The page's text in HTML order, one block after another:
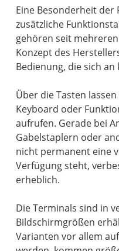
Eine Besonderheit
zusätzliche
gehören seit
Konzept des
Bedienung, die sich
Über die Tasten
Keyboard oder
aufrufen. Gerade bei
Gabelstaplern oder
nicht permanent eine
Verfügung steht,
erheblich.
Die Terminals sind in
Bildschirmgrößen
Varianten vor allem